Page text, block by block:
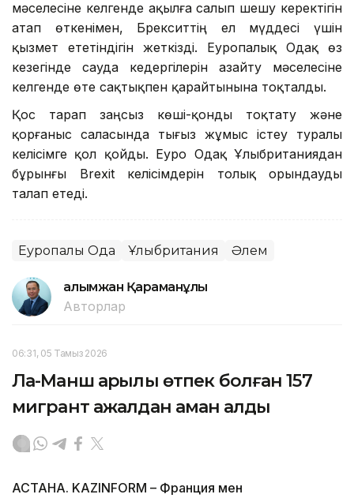
мәселесіне келгенде ақылға салып шешу керектігін
атап өткенімен, Брекситтің ел мүддесі үшін
қызмет ететіндігін жеткізді. Еуропалық Одақ өз
кезегінде сауда кедергілерін азайту мәселесіне
келгенде өте сақтықпен қарайтынына тоқталды.
Қос тарап заңсыз көші-қонды тоқтату және
қорғаныс саласында тығыз жұмыс істеу туралы
келісімге қол қойды. Еуро Одақ Ұлыбританиядан
бұрынғы Brexit келісімдерін толық орындауды
талап етеді.
Еуропалық Одақ Ұлыбритания Әлем
Ғалымжан Қараманұлы
Авторлар
06:31, 05 Тамыз 2026
Ла-Манш арқылы өтпек болған 157
мигрант ажалдан аман қалды
АСТАНА. KAZINFORM – Франция мен